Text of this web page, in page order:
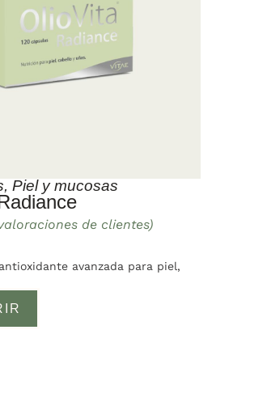
, Piel y mucosas
de clientes)
avanzada para piel,